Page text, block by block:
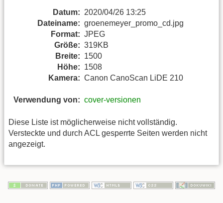
Datum: 2020/04/26 13:25
Dateiname: groenemeyer_promo_cd.jpg
Format: JPEG
Größe: 319KB
Breite: 1500
Höhe: 1508
Kamera: Canon CanoScan LiDE 210
Verwendung von: cover-versionen
Diese Liste ist möglicherweise nicht vollständig.
Versteckte und durch ACL gesperrte Seiten werden nicht
angezeigt.